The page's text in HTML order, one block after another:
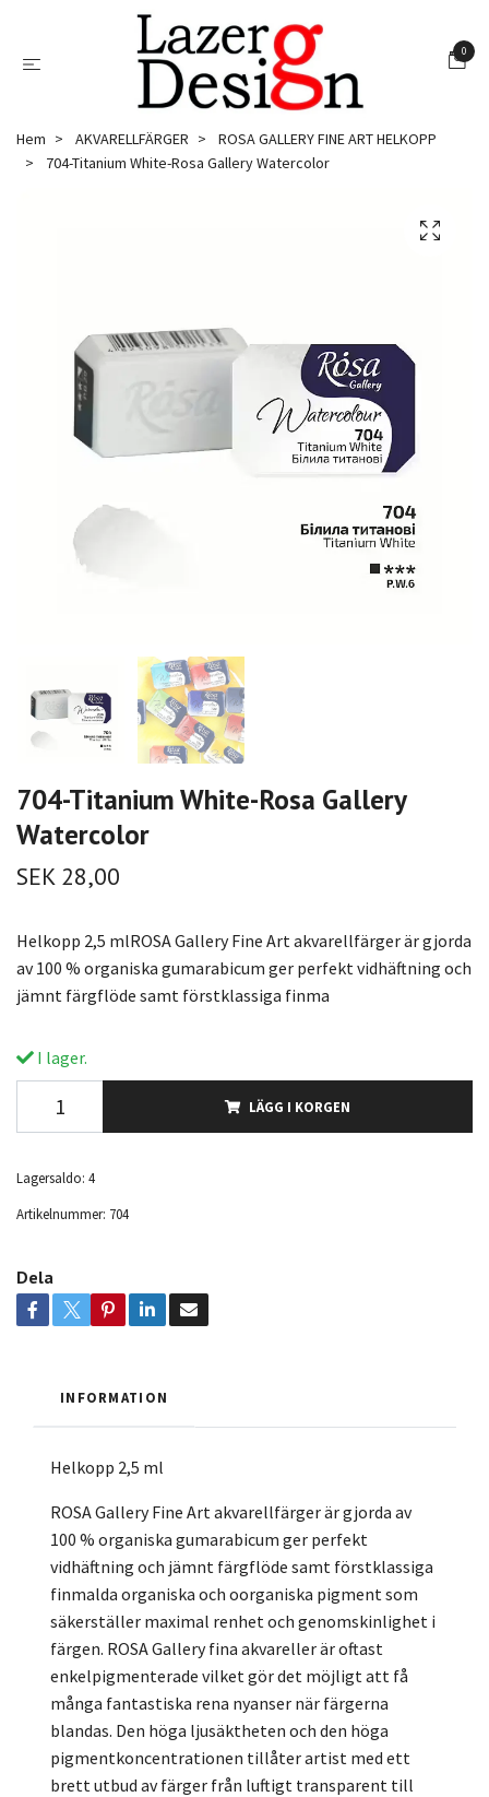
0
Hem AKVARELLFÄRGER
ROSA GALLERY FINE ART HELKOPP
704-Titanium White-Rosa Gallery Watercolor
704-Titanium White-Rosa Gallery
Watercolor
SEK 28,00
Helkopp 2,5 mlROSA Gallery Fine Art akvarellfärger är gjorda
av 100 % organiska gumarabicum ger perfekt vidhäftning och
jämnt färgflöde samt förstklassiga finma
I lager.
LÄGG I KORGEN
Lagersaldo: 4
Artikelnummer: 704
Dela
INFORMATION
Helkopp 2,5 ml
ROSA Gallery Fine Art akvarellfärger är gjorda av
100 % organiska gumarabicum ger perfekt
vidhäftning och jämnt färgflöde samt förstklassiga
finmalda organiska och oorganiska pigment som
säkerställer maximal renhet och genomskinlighet i
färgen. ROSA Gallery fina akvareller är oftast
enkelpigmenterade vilket gör det möjligt att få
många fantastiska rena nyanser när färgerna
blandas. Den höga ljusäktheten och den höga
pigmentkoncentrationen tillåter artist med ett
brett utbud av färger från luftigt transparent till